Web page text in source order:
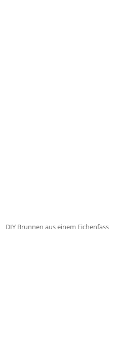
DIY Brunnen aus einem Eichenfass